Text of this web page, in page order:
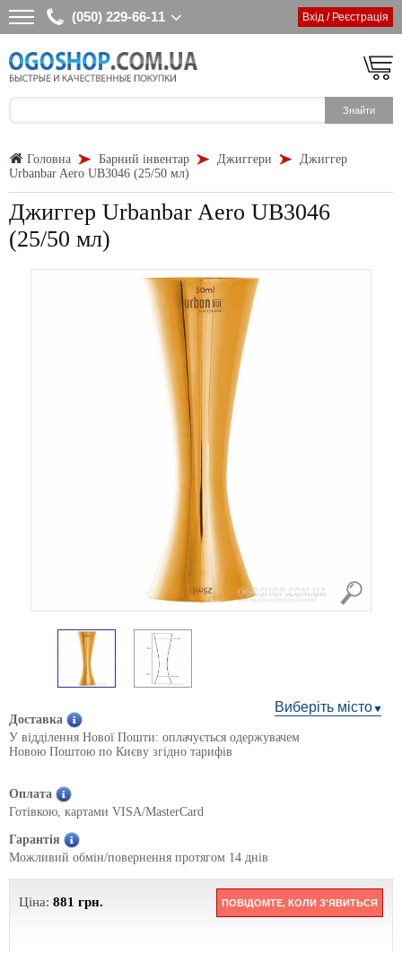
(050) 229-66-11 Вхід / Реєстрація
Головна Барний інвентар Джиггери
Джиггер
Urbanbar Aero UB3046 (25/50 мл)
Джиггер Urbanbar Aero UB3046
(25/50 мл)
Виберіть місто
Доставка
У відділення Нової Пошти: оплачується одержувачем
Новою Поштою по Києву згідно тарифів
Оплата
Готівкою, картами VISA/MasterCard
Гарантія
Можливий обмін/повернення протягом 14 днів
Ціна: 881 грн. ПОВІДОМТЕ, КОЛИ З'ЯВИТЬСЯ